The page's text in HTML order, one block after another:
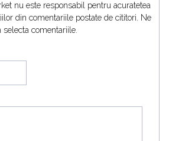
nu este responsabil pentru acuratetea
din comentariile postate de cititori. Ne
comentariile.